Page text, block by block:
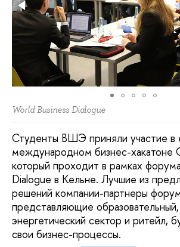
World Business Dialogue
Студенты ВШЭ приняли участие в
международном бизнес-хакатоне
который проходит в рамках
Dialogue в Кельне. Лучшие из
решений компании-партнеры
представляющие образовательный,
энергетический сектор и ритейл,
свои бизнес-процессы.